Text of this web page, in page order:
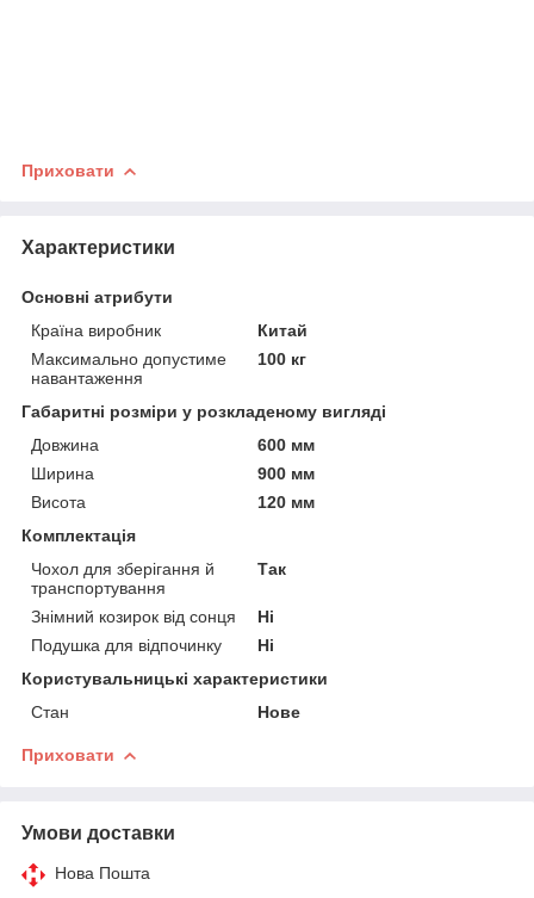
Приховати
Характеристики
Основні атрибути
Країна виробник
Китай
Максимально допустиме
навантаження
100 кг
Габаритні розміри у розкладеному вигляді
Довжина
600 мм
Ширина
900 мм
Висота
120 мм
Комплектація
Чохол для зберігання й
транспортування
Так
Знімний козирок від сонця
Ні
Подушка для відпочинку
Ні
Користувальницькі характеристики
Стан
Нове
Приховати
Умови доставки
Нова Пошта